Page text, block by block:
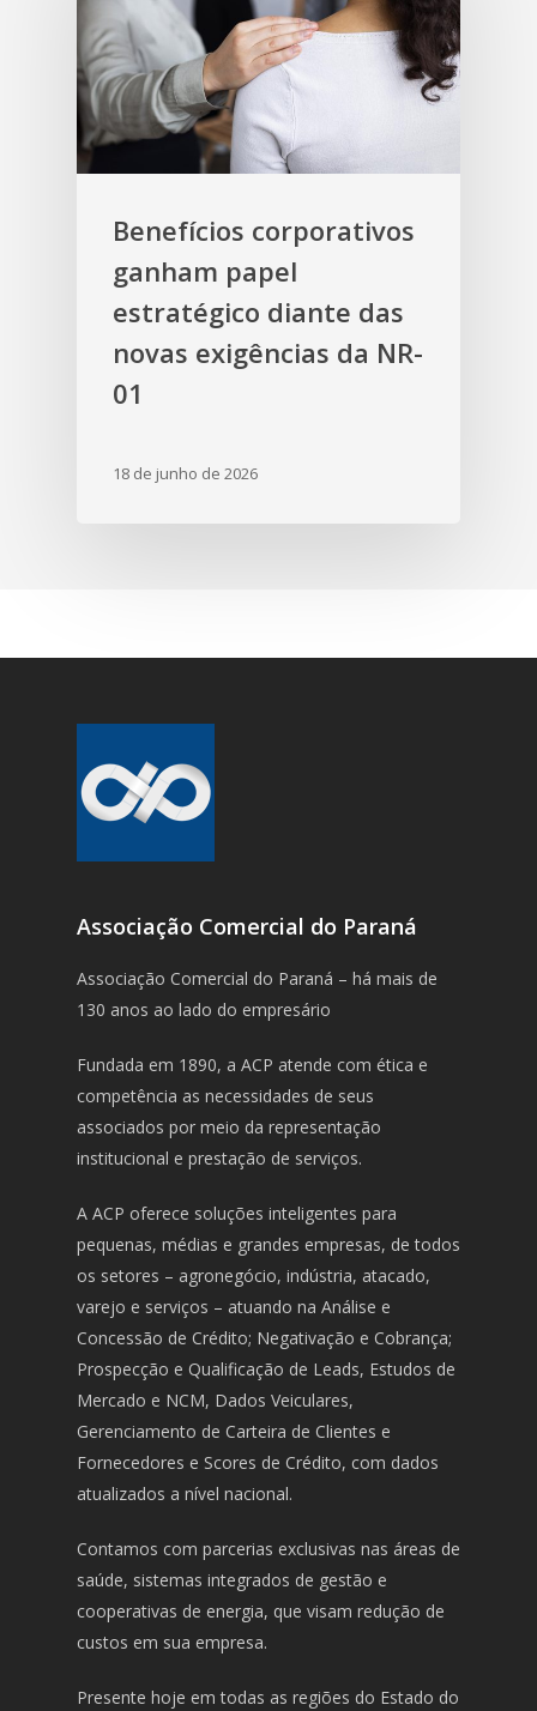
Benefícios corporativos
ganham papel
estratégico diante das
novas exigências da NR-
01
18 de junho de 2026
Associação Comercial do Paraná
Associação Comercial do Paraná – há mais de
130 anos ao lado do empresário
Fundada em 1890, a ACP atende com ética e
competência as necessidades de seus
associados por meio da representação
institucional e prestação de serviços.
A ACP oferece soluções inteligentes para
pequenas, médias e grandes empresas, de todos
os setores – agronegócio, indústria, atacado,
varejo e serviços – atuando na Análise e
Concessão de Crédito; Negativação e Cobrança;
Prospecção e Qualificação de Leads, Estudos de
Mercado e NCM, Dados Veiculares,
Gerenciamento de Carteira de Clientes e
Fornecedores e Scores de Crédito, com dados
atualizados a nível nacional.
Contamos com parcerias exclusivas nas áreas de
saúde, sistemas integrados de gestão e
cooperativas de energia, que visam redução de
custos em sua empresa.
Presente hoje em todas as regiões do Estado do